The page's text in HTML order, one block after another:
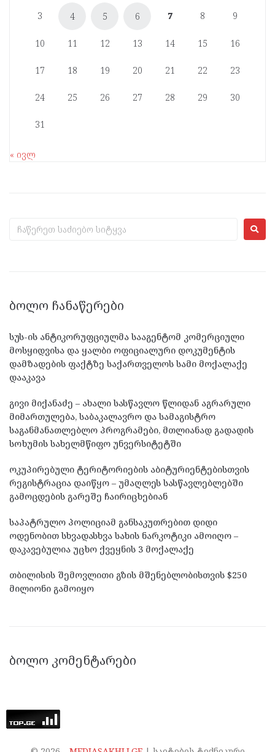
3 4 5 6 7 8 9
10 11 12 13 14 15 16
17 18 19 20 21 22 23
24 25 26 27 28 29 30
31
« ივლ
ᲑᲝᲚᲝ ᲩᲐᲜᲐᲬᲔᲠᲔᲑᲘ
სუს-ის ანტიკორუფციულმა სააგენტომ კომერციული
მოსყიდვისა და ყალბი ოფიციალური დოკუმენტის
დამზადების ფაქტზე საქართველოს სამი მოქალაქე
დააკავა
გივი მიქანაძე – ახალი სასწავლო წლიდან აგრარული
მიმართულება, საბაკალავრო და სამაგისტრო
საგანმანათლებლო პროგრამები, მთლიანად გადადის
სოხუმის სახელმწიფო უნვერსიტეტში
ოკუპირებული ტერიტორიების აბიტურიენტებისთვის
რეგისტრაცია დაიწყო – უმაღლეს სასწავლებლებში
გამოცდების გარეშე ჩაირიცხებიან
საპატრულო პოლიციამ განსაკუთრებით დიდი
ოდენობით სხვადასხვა სახის ნარკოტიკი ამოიღო –
დაკავებულია უცხო ქვეყნის 3 მოქალაქე
თბილისის შემოვლითი გზის მშენებლობისთვის $250
მილიონი გამოიყო
ᲑᲝᲚᲝ ᲙᲝᲛᲔᲜᲢᲐᲠᲔᲑᲘ